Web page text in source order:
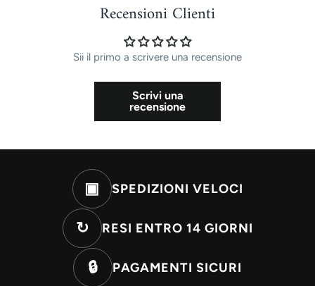
Recensioni Clienti
Sii il primo a scrivere una recensione
Scrivi una
recensione
▣ SPEDIZIONI VELOCI
↻ RESI ENTRO 14 GIORNI
🔒 PAGAMENTI SICURI